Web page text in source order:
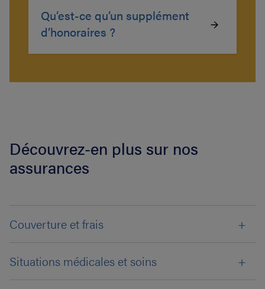
Qu’est-ce qu’un supplément
d’honoraires ?
Découvrez-en plus sur nos
assurances
Couverture et frais
Situations médicales et soins